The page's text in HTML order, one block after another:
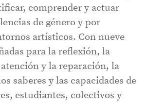
comprender y actuar
de género y por
artísticos. Con nueve
para la reflexión, la
y la reparación, la
saberes y las capacidades de
estudiantes, colectivos y